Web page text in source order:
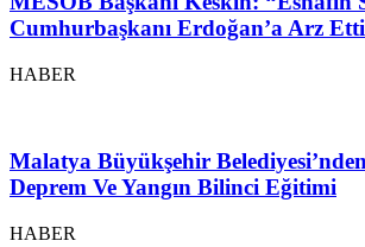
Cumhurbaşkanı Erdoğan’a Arz
HABER
Malatya Büyükşehir
Deprem Ve Yangın Bilinci Eğitimi
HABER